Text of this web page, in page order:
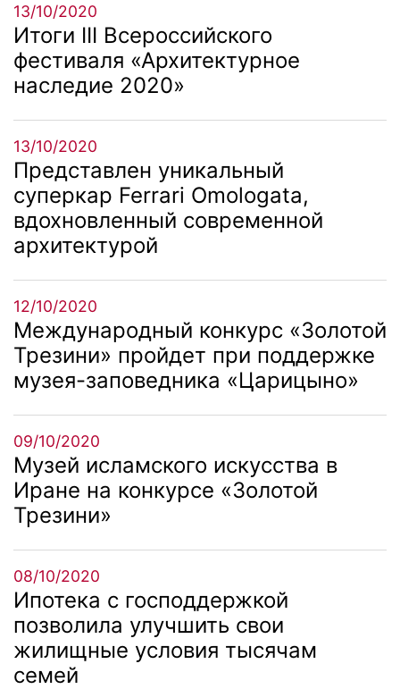
13/10/2020
Итоги III Всероссийского
фестиваля «Архитектурное
наследие 2020»
13/10/2020
Представлен уникальный
суперкар Ferrari Omologata,
вдохновленный современной
архитектурой
12/10/2020
Международный конкурс «Золотой
Трезини» пройдет при поддержке
музея-заповедника «Царицыно»
09/10/2020
Музей исламского искусства в
Иране на конкурсе «Золотой
Трезини»
08/10/2020
Ипотека с господдержкой
позволила улучшить свои
жилищные условия тысячам
семей